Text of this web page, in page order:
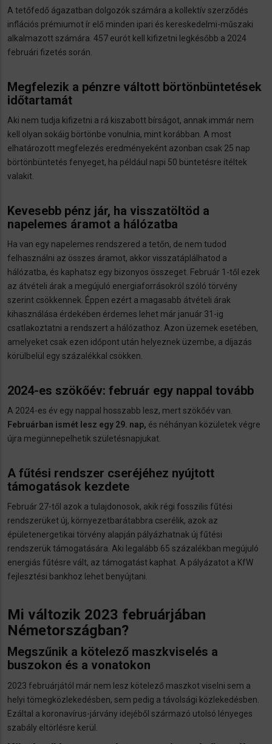
A tetőfedő ágazatban dolgozók számára a kollektív szerződés
inflációs prémiumot ír elő minden ipari és kereskedelmi-műszaki
alkalmazott számára. 457 eurót kell kifizetni legkésőbb a 2024
februári fizetés során.
Megfelezik a pénzre váltott börtönbüntetések
időtartamát
Aki nem tudja kifizetni a rá kiszabott bírságot, annak immár nem
kell olyan sokáig börtönbe vonulnia, mint korábban. A most
elhatározott megfelezés eredményeként azonban csak 25 nap
börtönbüntetés fenyeget, ha például napi 50 büntetésre ítéltek
valakit.
Kevesebb pénz jár, ha visszatöltöd a
napelemes áramot a hálózatba
Ha van egy napelemes rendszered a tetőn, de nem tudod
felhasználni az összes áramot, akkor visszatáplálhatod a
hálózatba, és kaphatsz egy bizonyos összeget. Február 1-től ezek
az átvételi árak a megújuló energiaforrásokról szóló törvény
szerint csökkennek. Éppen ezért a magasabb átvételi árak
kihasználása érdekében érdemes lehet már január 31-ig
csatlakoztatni a rendszert a hálózathoz. Azon üzemek esetében,
amelyeket csak ezen időpont után helyeznek üzembe, a díjazás
körülbelül egy százalékkal csökken.
2024-es szökőév: február egy nappal tovább
A 2024-es év egy nappal hosszabb lesz, mert szökőév van.
Februárban ismét lesz egy 29. nap, és néhányan közületek végre
újra megünnepelhetik születésnapjukat.
A fűtési rendszer cseréjéhez nyújtott
támogatások kezdete
Február 27-től azok a tulajdonosok, akik régi fosszilis fűtési
rendszerüket új, környezetbarátabbra cserélik, azok az
épületenergetikai törvény alapján pályázhatnak új fűtési
rendszerük támogatására. Aki legalább 65 százalékban megújuló
energiás fűtésre vált, az támogatást kaphat. A pályázatot a KfW
fejlesztési bankhoz lehet benyújtani.
Mi változik 2023 februárjában
Németországban?
Megszűnik a kötelező maszkviselés a
buszokon és a vonatokon
2023 februárjától már nem lesz kötelező maszkot viselni sem a
helyi tömegközlekedésben, sem pedig a távolsági közlekedésben.
Ezáltal a koronavírus-járvány idejéből származó utolsó lényeges
szabály eltörlésre kerül.